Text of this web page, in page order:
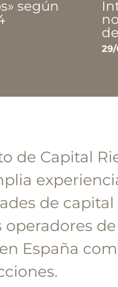
según
de Capital
de
operadores
España